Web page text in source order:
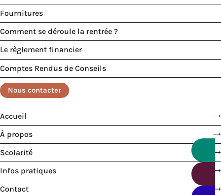
Fournitures
Comment se déroule la rentrée ?
Le règlement financier
Comptes Rendus de Conseils
Nous contacter
Accueil
À propos
Scolarité
Infos pratiques
Contact